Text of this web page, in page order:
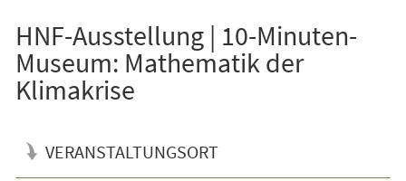
HNF-Ausstellung | 10-Minuten-
Museum: Mathematik der
Klimakrise
VERANSTALTUNGSORT